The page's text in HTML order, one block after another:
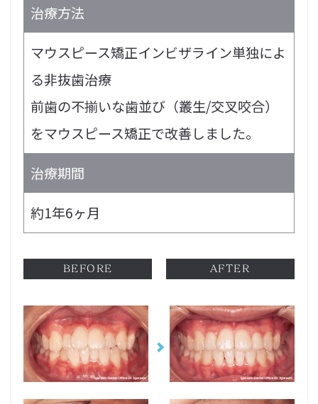
治療方法
マウスピース矯正インビザライン単独によ
る非抜歯治療
前歯の不揃いな歯並び（叢生/交叉咬合）
をマウスピース矯正で改善しました。
治療期間
約1年6ヶ月
BEFORE AFTER